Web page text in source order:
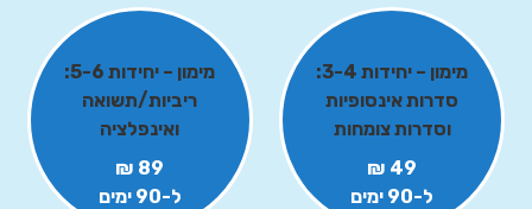
מימון – יחידות 3-4:
סדרות אינסופיות
וסדרות צומחות
49 ₪
ל-90 ימים
מימון – יחידות 5-6:
ריביות/תשואה
ואינפלציה
89 ₪
ל-90 ימים